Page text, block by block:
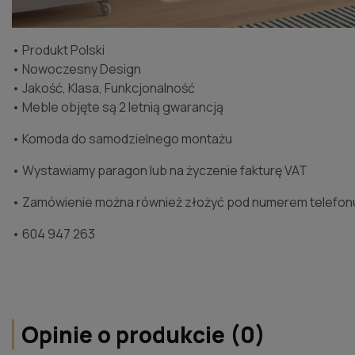
• Produkt Polski
• Nowoczesny Design
• Jakość, Klasa, Funkcjonalność
• Meble objęte są 2 letnią gwarancją
• Komoda do samodzielnego montażu
• Wystawiamy paragon lub na życzenie fakturę VAT
• Zamówienie można również złożyć pod numerem
• 604 947 263
Opinie o produkcie (0)